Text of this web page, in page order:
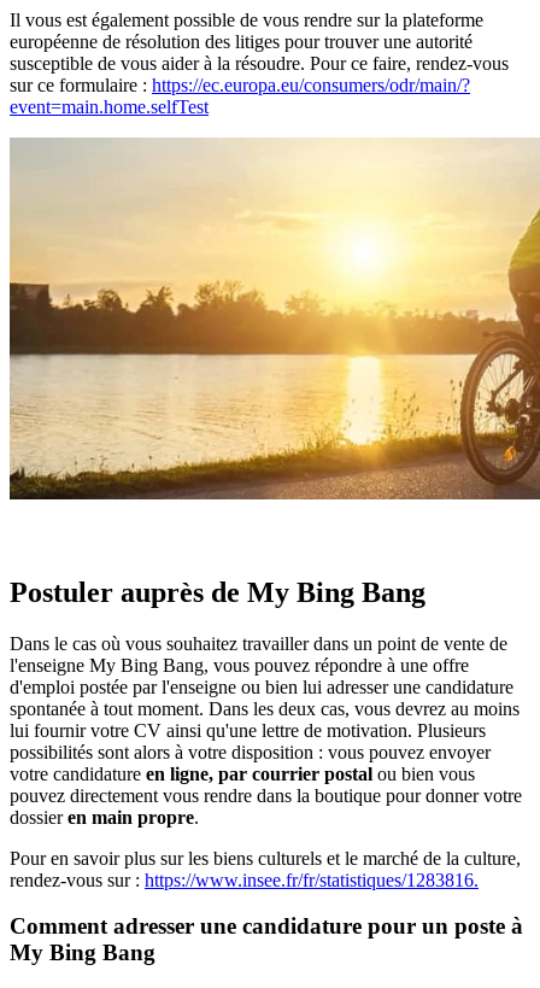
Il vous est également possible de vous rendre sur la plateforme
européenne de résolution des litiges pour trouver une autorité
susceptible de vous aider à la résoudre. Pour ce faire, rendez-vous
sur ce formulaire : https://ec.europa.eu/consumers/odr/main/?
event=main.home.selfTest
Postuler auprès de My Bing Bang
Dans le cas où vous souhaitez travailler dans un point de vente de
l'enseigne My Bing Bang, vous pouvez répondre à une offre
d'emploi postée par l'enseigne ou bien lui adresser une candidature
spontanée à tout moment. Dans les deux cas, vous devrez au moins
lui fournir votre CV ainsi qu'une lettre de motivation. Plusieurs
possibilités sont alors à votre disposition : vous pouvez envoyer
votre candidature en ligne, par courrier postal ou bien vous
pouvez directement vous rendre dans la boutique pour donner votre
dossieren main propre.
Pour en savoir plus sur les biens culturels et le marché de la culture,
rendez-vous sur : https://www.insee.fr/fr/statistiques/1283816.
Comment adresser une candidature pour un poste à
My Bing Bang